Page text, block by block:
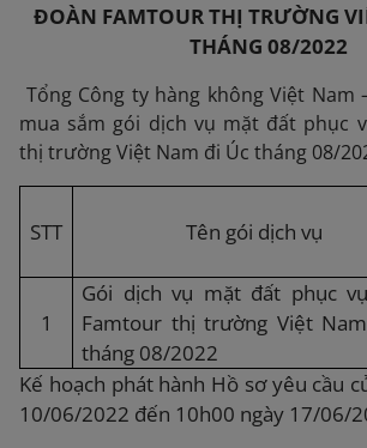
ĐOÀN FAMTOUR THỊ TRƯỜNG
THÁNG 08/2022
Tổng Công ty hàng không Việt Nam
mua sắm gói dịch vụ mặt đất phục
thị trường Việt Nam đi Úc tháng 08/
STT Tên gói dịch vụ
1
Gói dịch vụ mặt đất phục
Famtour thị trường Việt
tháng 08/2022
Kế hoạch phát hành Hồ sơ yêu cầu
10/06/2022 đến 10h00 ngày 17/06/